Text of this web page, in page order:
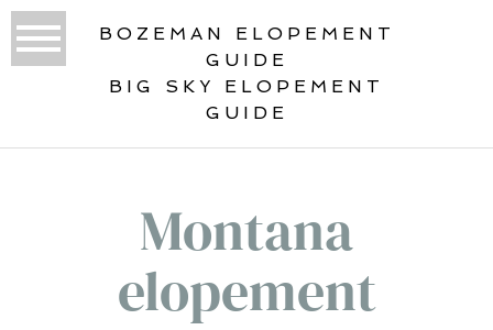
BOZEMAN ELOPEMENT
GUIDE
BIG SKY ELOPEMENT
GUIDE
Montana
elopement